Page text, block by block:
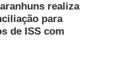
realiza
para
de ISS com